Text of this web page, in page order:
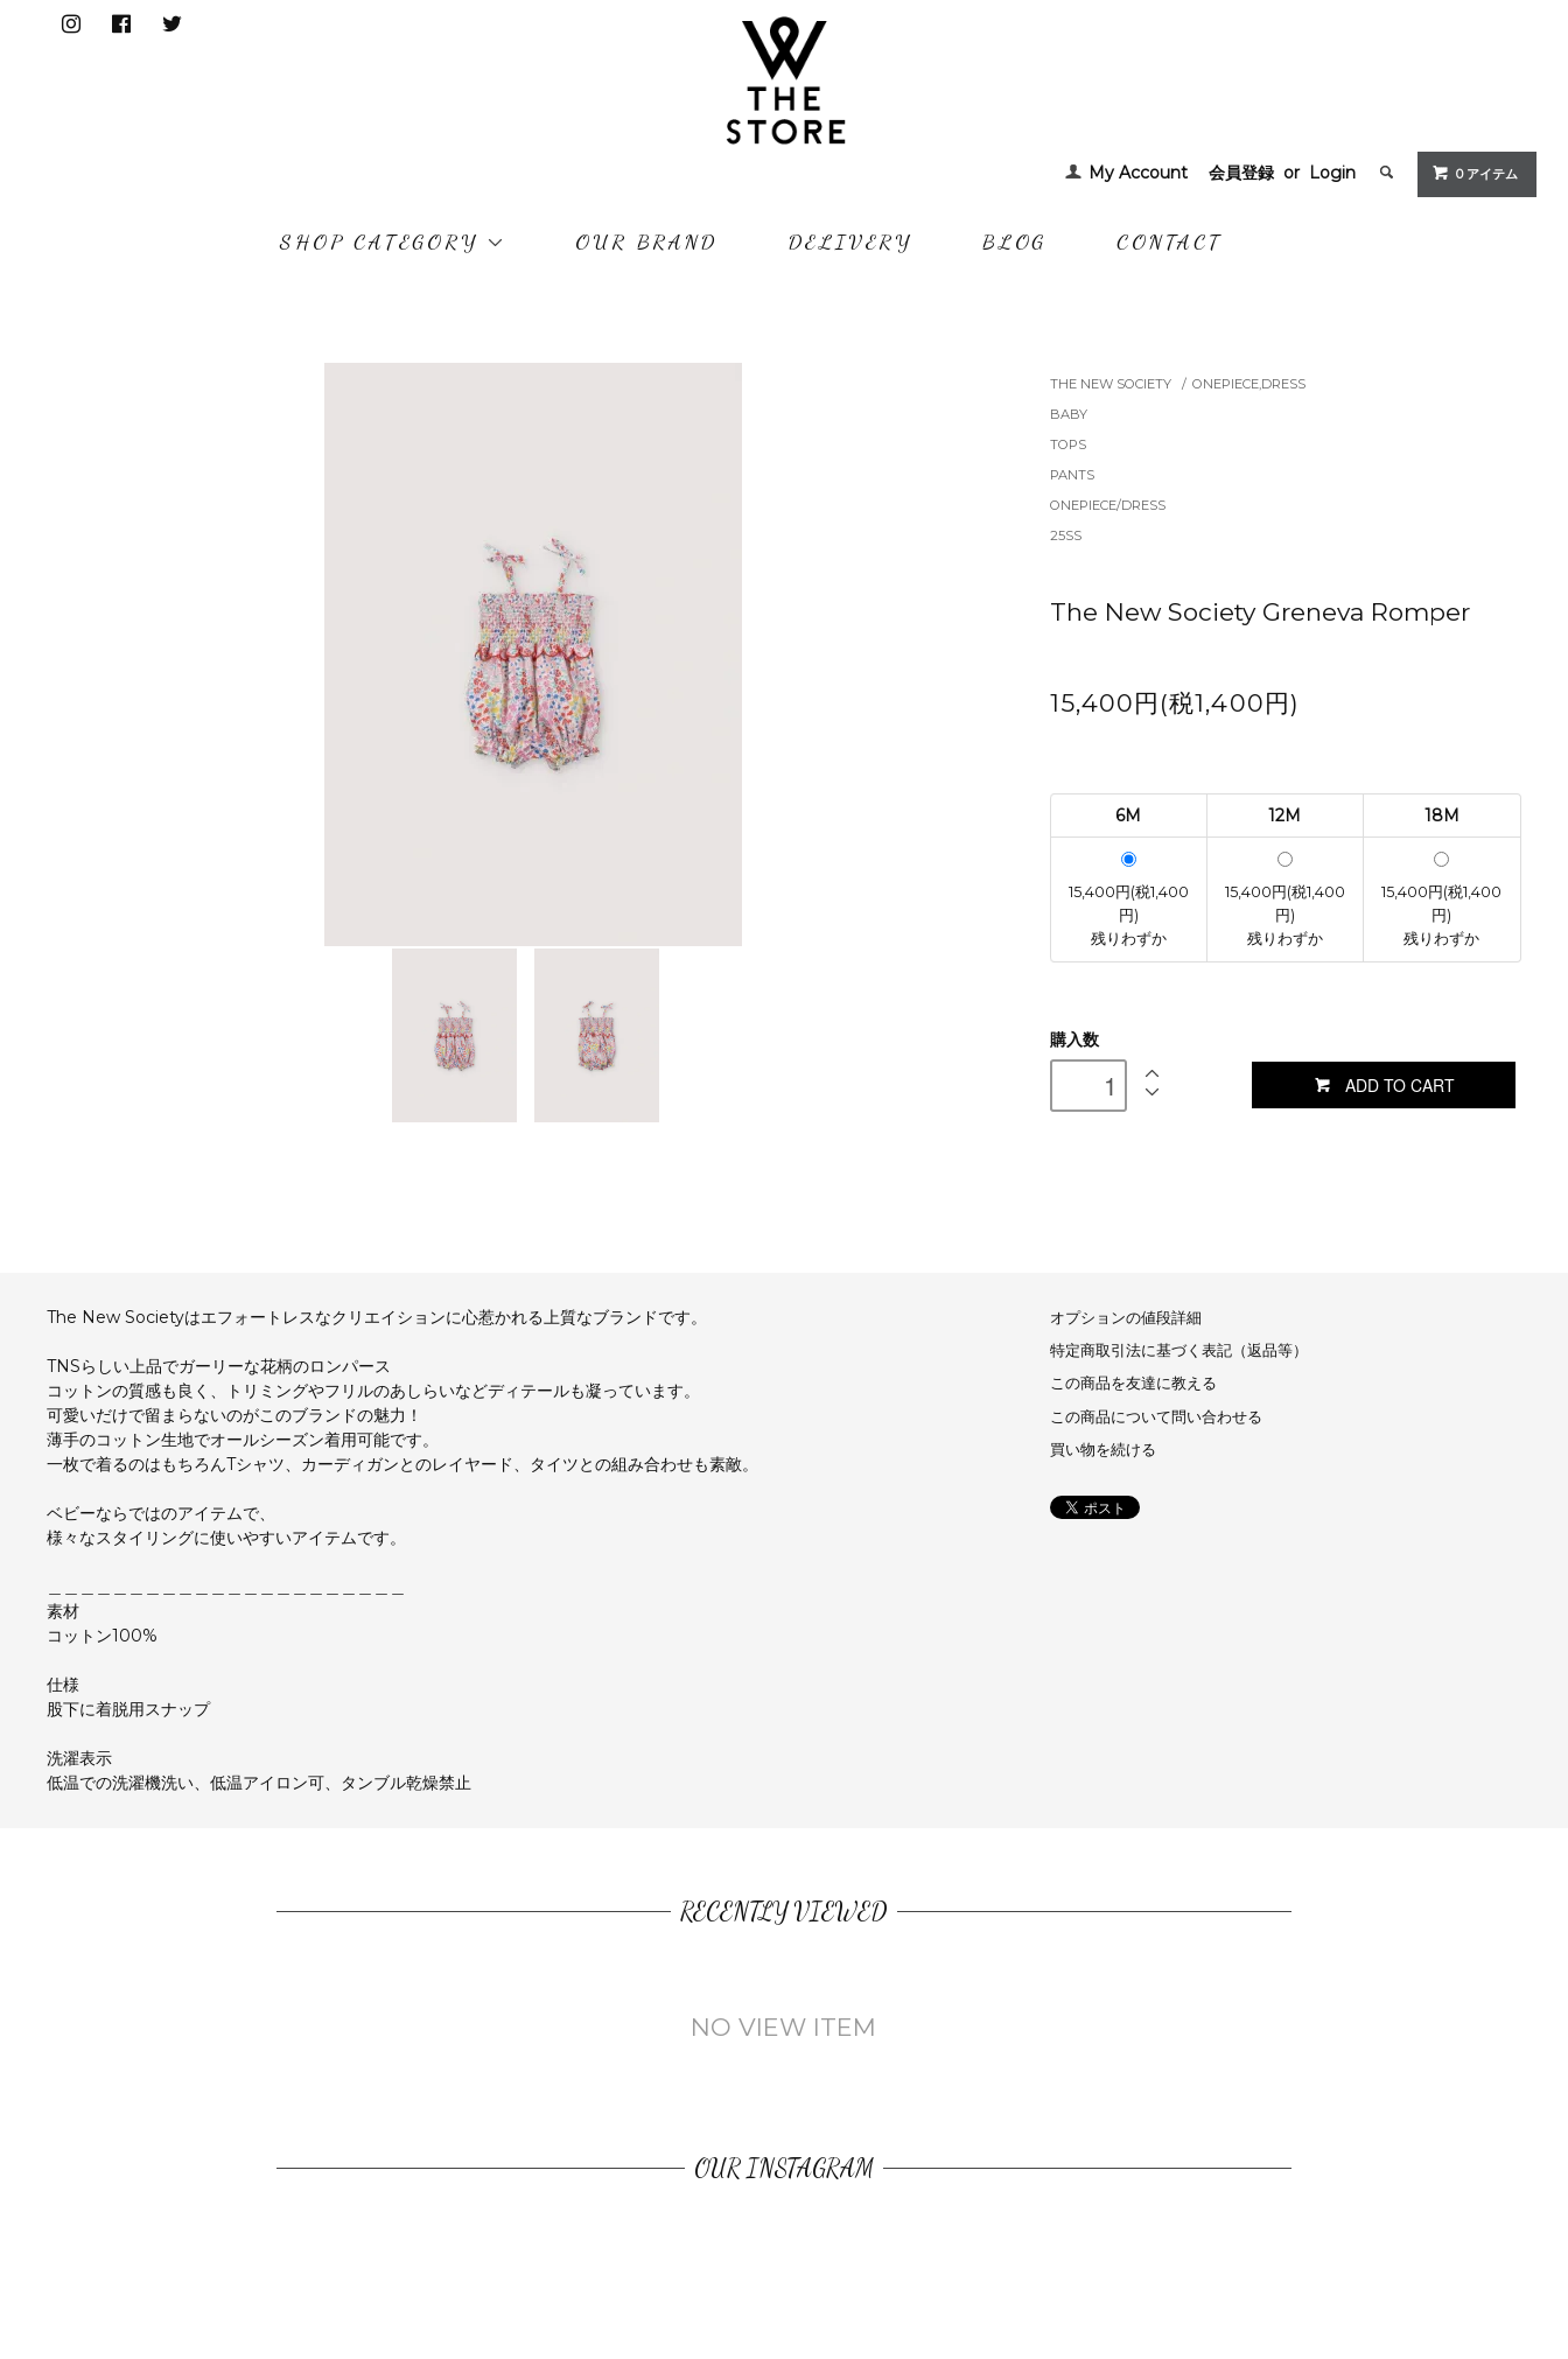
My Account 会員登録 or Login 0 アイテム
SHOP CATEGORY OUR BRAND DELIVERY BLOG CONTACT
THE NEW SOCIETY / ONEPIECE,DRESS
BABY
TOPS
PANTS
ONEPIECE/DRESS
25SS
The New Society Greneva Romper
15,400円(税1,400円)
6M 12M 18M
15,400円(税1,400
円)
残りわずか
15,400円(税1,400
円)
残りわずか
15,400円(税1,400
円)
残りわずか
購入数
ADD TO CART
The New Societyはエフォートレスなクリエイションに心惹かれる上質なブランドです。
TNSらしい上品でガーリーな花柄のロンパース
コットンの質感も良く、トリミングやフリルのあしらいなどディテールも凝っています。
可愛いだけで留まらないのがこのブランドの魅力！
薄手のコットン生地でオールシーズン着用可能です。
一枚で着るのはもちろんTシャツ、カーディガンとのレイヤード、タイツとの組み合わせも素敵。
ベビーならではのアイテムで、
様々なスタイリングに使いやすいアイテムです。
素材
コットン100%
仕様
股下に着脱用スナップ
洗濯表示
低温での洗濯機洗い、低温アイロン可、タンブル乾燥禁止
オプションの値段詳細
特定商取引法に基づく表記（返品等）
この商品を友達に教える
この商品について問い合わせる
買い物を続ける
RECENTLY VIEWED
NO VIEW ITEM
OUR INSTAGRAM